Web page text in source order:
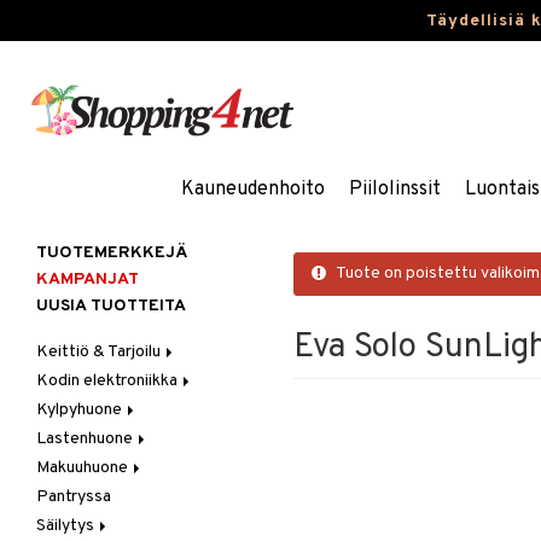
Täydellisiä
Kauneudenhoito Piilolinssit
Tuote on poistettu
Eva Solo
TUOTEMERKKEJÄ
KAMPANJAT
UUSIA TUOTTEITA
Keittiö & Tarjoilu
Aterimet
Kannut & Karahvit
Keittiösäilytys
Keittiötekstiilit
Keittiövälineet
Kodinkoneet
Kodin elektroniikka
Ääni
Kylpyhuone
Kylpyhuoneen sisustus
Kylpyhuoneen tarvikkeita
Kylpyhuoneen tekstiilit
Lastenhuone
Kylpyhuoneen koristelu
Lasten huonekalut
Lasten lamput
Makuuhuone
Huovat & Saalit
Koristetyynyt
Pantryssa
Säilytys